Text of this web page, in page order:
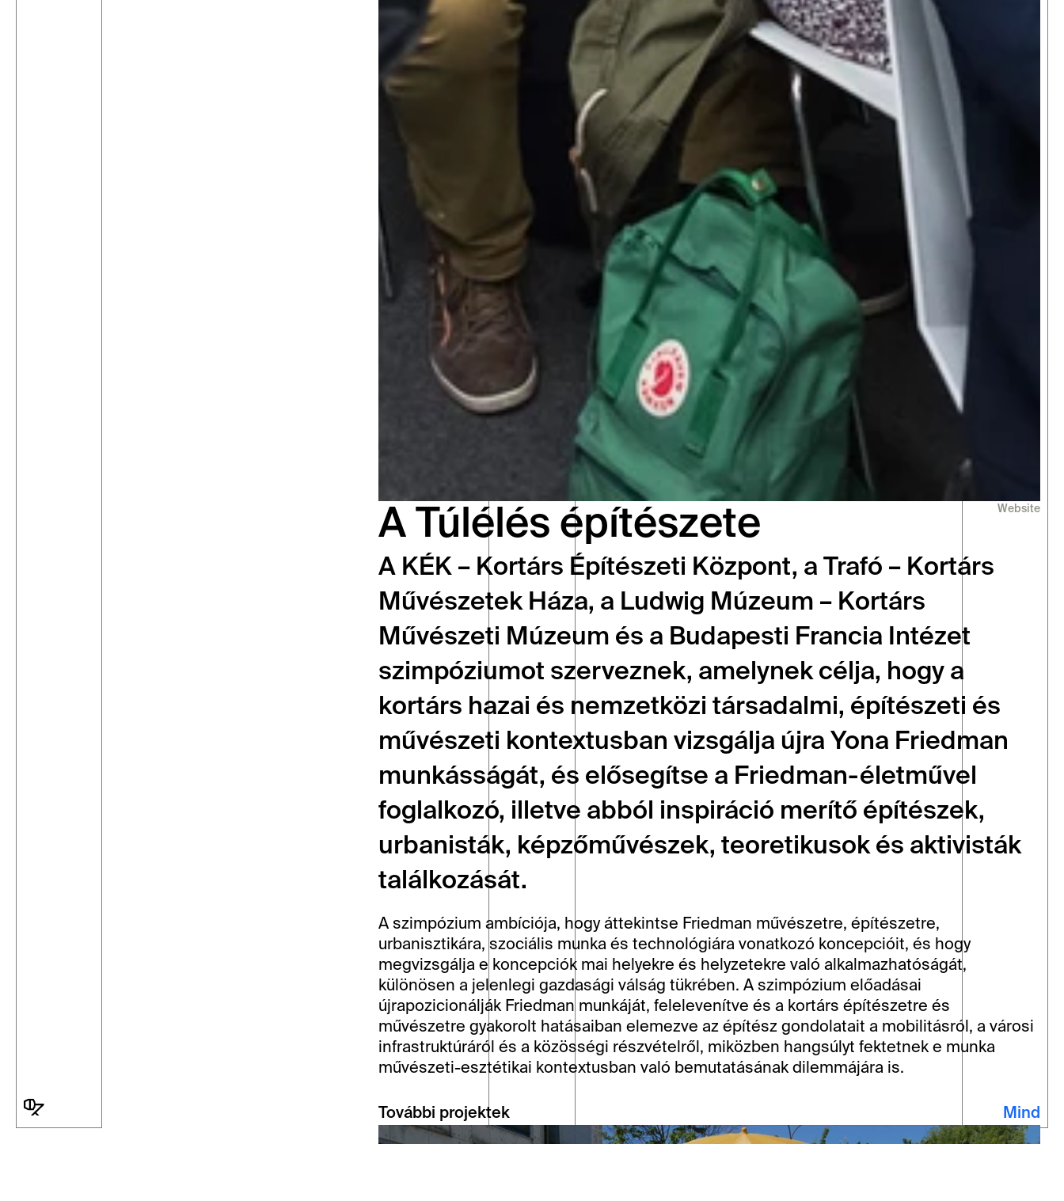
A Túlélés építészete Website
A KÉK – Kortárs Építészeti Központ, a Trafó – Kortárs
Művészetek Háza, a Ludwig Múzeum – Kortárs
Művészeti Múzeum és a Budapesti Francia Intézet
szimpóziumot szerveznek, amelynek célja, hogy a
kortárs hazai és nemzetközi társadalmi, építészeti és
művészeti kontextusban vizsgálja újra Yona Friedman
munkásságát, és elősegítse a Friedman-életművel
foglalkozó, illetve abból inspiráció merítő építészek,
urbanisták, képzőművészek, teoretikusok és aktivisták
találkozását.
A szimpózium ambíciója, hogy áttekintse Friedman művészetre, építészetre,
urbanisztikára, szociális munka és technológiára vonatkozó koncepcióit, és hogy
megvizsgálja e koncepciók mai helyekre és helyzetekre való alkalmazhatóságát,
különösen a jelenlegi gazdasági válság tükrében. A szimpózium előadásai
újrapozicionálják Friedman munkáját, felelevenítve és a kortárs építészetre és
művészetre gyakorolt hatásaiban elemezve az építész gondolatait a mobilitásról, a városi
infrastruktúráról és a közösségi részvételről, miközben hangsúlyt fektetnek e munka
művészeti-esztétikai kontextusban való bemutatásának dilemmájára is.
További projektek Mind